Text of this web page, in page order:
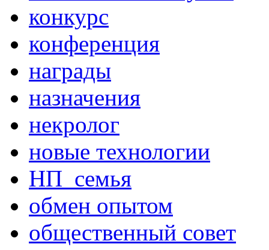
конкурс
конференция
награды
назначения
некролог
новые технологии
НП_семья
обмен опытом
общественный совет